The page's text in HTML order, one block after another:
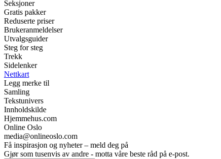
Seksjoner
Gratis pakker
Reduserte priser
Brukeranmeldelser
Utvalgsguider
Steg for steg
Trekk
Sidelenker
Nettkart
Legg merke til
Samling
Tekstunivers
Innholdskilde
Hjemmehus.com
Online Oslo
media@onlineoslo.com
Få inspirasjon og nyheter – meld deg på
Gjør som tusenvis av andre - motta våre beste råd på e-post.